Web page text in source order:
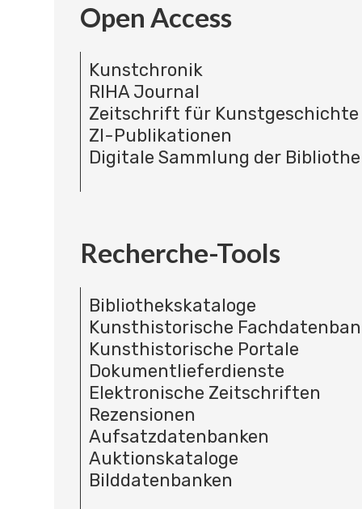
Open Access
Kunstchronik
RIHA Journal
Zeitschrift für Kunstgeschichte
ZI-Publikationen
Digitale Sammlung der
Recherche-Tools
Bibliothekskataloge
Kunsthistorische
Kunsthistorische Portale
Dokumentlieferdienste
Elektronische Zeitschriften
Rezensionen
Aufsatzdatenbanken
Auktionskataloge
Bilddatenbanken